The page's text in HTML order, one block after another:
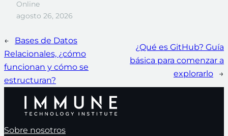
Online
agosto 26, 2026
←
Bases de Datos
Relacionales, ¿cómo
funcionan y cómo se
estructuran?
¿Qué es GitHub? Guía
básica para comenzar a
explorarlo
→
Sobre nosotros